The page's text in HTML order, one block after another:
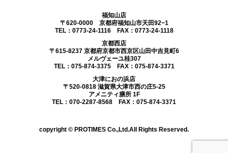
福知山店
〒620-0000 京都府福知山市天田92−1
TEL：0773-24-1116 FAX：0773-24-1118
京都西店
〒615-8237 京都府京都市西京区山田中吉見町6
メルヴェーユ桂307
TEL：075-874-3375 FAX：075-874-3371
大津におの浜店
〒520-0818 滋賀県大津市西の庄5-25
アメニティ膳所 1F
TEL：070-2287-8568 FAX：075-874-3371
copyright © PROTIMES Co.,Ltd.All Rights Reserved.